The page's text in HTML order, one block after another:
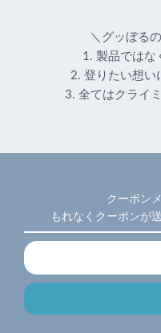
＼グッぼる
1. 製品ではな
2. 登りたい想い
3. 全てはクライ
クーポン
もれなくクーポンが